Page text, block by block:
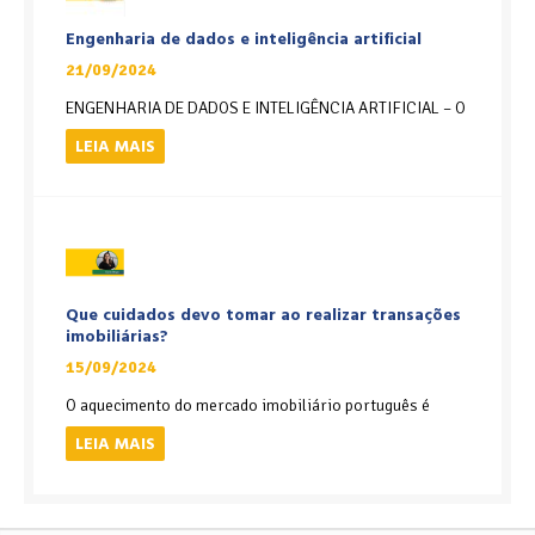
Engenharia de dados e inteligência artificial
21/09/2024
ENGENHARIA DE DADOS E INTELIGÊNCIA ARTIFICIAL – O
LEIA MAIS
Que cuidados devo tomar ao realizar transações
imobiliárias?
15/09/2024
O aquecimento do mercado imobiliário português é
LEIA MAIS